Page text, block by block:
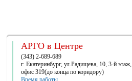
АРГО в Центре
(343) 2-689-689
г. Екатеринбург, ул.Радищева, 10, 3-й этаж,
офис 319(до конца по коридору)
Время работы